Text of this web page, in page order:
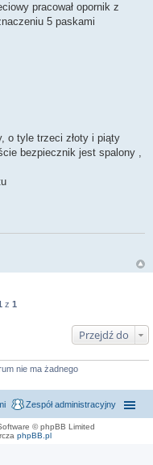
pracował opornik z
5 paskami
o tyle trzeci złoty i piąty
bezpiecznik jest spalony ,
z 1
Przejdź do
nie ma żadnego
Zespół administracyjny
© phpBB Limited
phpBB.pl